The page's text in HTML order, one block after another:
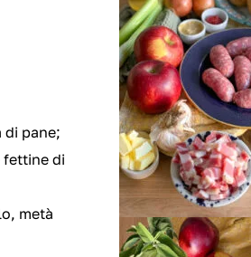
di pane;
fettine di
metà